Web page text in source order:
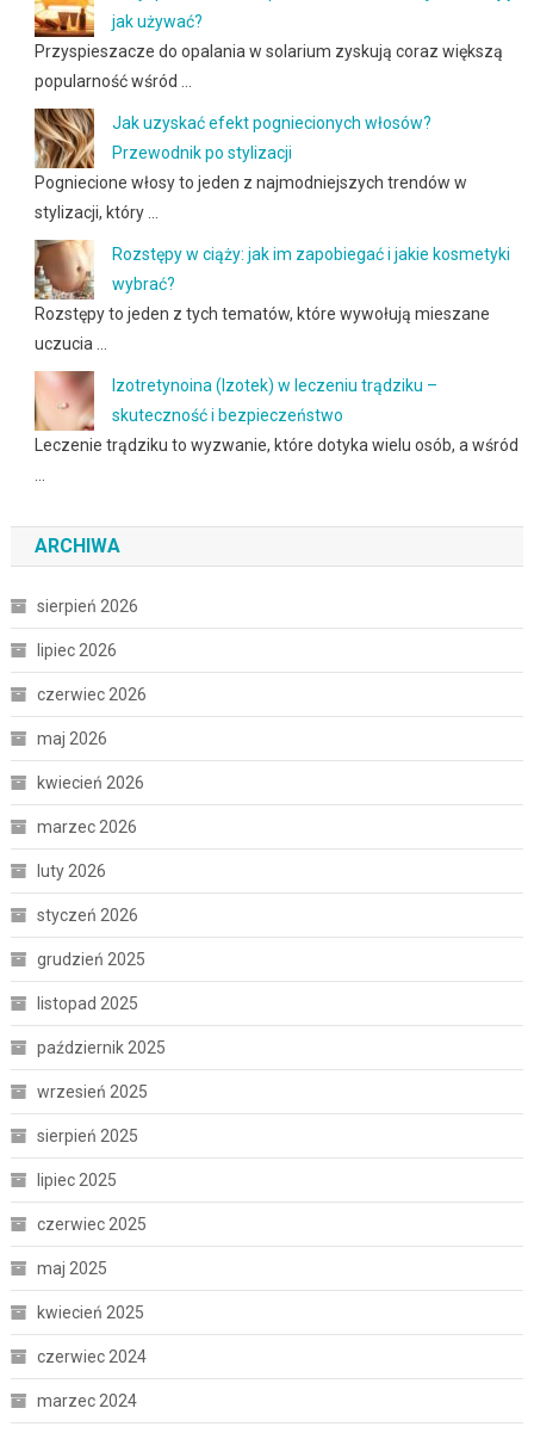
jak używać?
Przyspieszacze do opalania w solarium zyskują coraz większą
popularność wśród …
Jak uzyskać efekt pogniecionych włosów?
Przewodnik po stylizacji
Pogniecione włosy to jeden z najmodniejszych trendów w
stylizacji, który …
Rozstępy w ciąży: jak im zapobiegać i jakie kosmetyki
wybrać?
Rozstępy to jeden z tych tematów, które wywołują mieszane
uczucia …
Izotretynoina (Izotek) w leczeniu trądziku –
skuteczność i bezpieczeństwo
Leczenie trądziku to wyzwanie, które dotyka wielu osób, a wśród
ARCHIWA
sierpień 2026
lipiec 2026
czerwiec 2026
maj 2026
kwiecień 2026
marzec 2026
luty 2026
styczeń 2026
grudzień 2025
listopad 2025
październik 2025
wrzesień 2025
sierpień 2025
lipiec 2025
czerwiec 2025
maj 2025
kwiecień 2025
czerwiec 2024
marzec 2024